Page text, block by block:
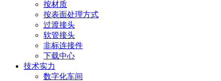
按材质
按表面处理方式
过渡接头
软管接头
非标连接件
下载中心
技术实力
数字化车间